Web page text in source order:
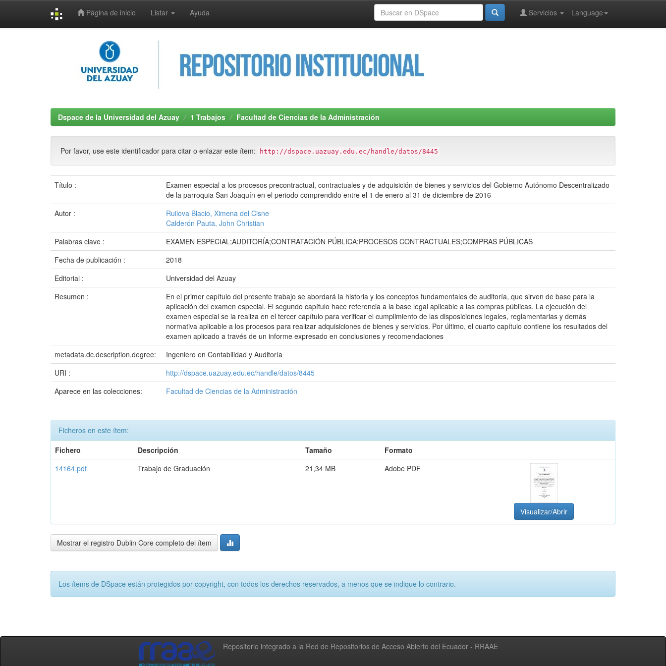
Página de inicio Listar Ayuda Language
Servicios
Dspace de la Universidad del Azuay 1 Trabajos Facultad de Ciencias de la Administración
Por favor, use este identificador para citar o enlazar este ítem: http://dspace.uazuay.edu.ec/handle/datos/8445
Título :
Examen especial a los procesos precontractual, contractuales y de adquisición de bienes y servicios del Gobierno Autónomo Descentralizado
de la parroquia San Joaquín en el periodo comprendido entre el 1 de enero al 31 de diciembre de 2016
Autor :
Ruilova Blacio, Ximena del Cisne
Calderón Pauta, John Christian
Palabras clave :
EXAMEN ESPECIAL;AUDITORÍA;CONTRATACIÓN PÚBLICA;PROCESOS CONTRACTUALES;COMPRAS PÚBLICAS
Fecha de publicación :
2018
Editorial :
Universidad del Azuay
Resumen :
En el primer capítulo del presente trabajo se abordará la historia y los conceptos fundamentales de auditoría, que sirven de base para la
aplicación del examen especial. El segundo capítulo hace referencia a la base legal aplicable a las compras públicas. La ejecución del
examen especial se la realiza en el tercer capítulo para verificar el cumplimiento de las disposiciones legales, reglamentarias y demás
normativa aplicable a los procesos para realizar adquisiciones de bienes y servicios. Por último, el cuarto capítulo contiene los resultados del
examen aplicado a través de un informe expresado en conclusiones y recomendaciones
metadata.dc.description.degree:
Ingeniero en Contabilidad y Auditoría
URI :
http://dspace.uazuay.edu.ec/handle/datos/8445
Aparece en las colecciones:
Facultad de Ciencias de la Administración
Ficheros en este ítem:
Fichero
Descripción Tamaño
Formato
14164.pdf
Trabajo de Graduación 21,34 MB Adobe PDF
Visualizar/Abrir
Mostrar el registro Dublin Core completo del ítem
Los ítems de DSpace están protegidos por copyright, con todos los derechos reservados, a menos que se indique lo contrario.
Repositorio integrado a la Red de Repositorios de Acceso Abierto del Ecuador - RRAAE